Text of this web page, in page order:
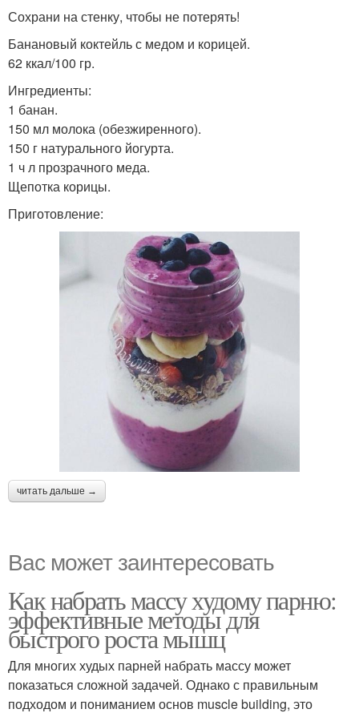
Сохрани на стенку, чтобы не потерять!
Банановый коктейль с медом и корицей.
62 ккал/100 гр.
Ингредиенты:
1 банан.
150 мл молока (обезжиренного).
150 г натурального йогурта.
1 ч л прозрачного меда.
Щепотка корицы.
Приготовление:
читать дальше →
Вас может заинтересовать
Как набрать массу худому парню:
эффективные методы для
быстрого роста мышц
Для многих худых парней набрать массу может
показаться сложной задачей. Однако с правильным
подходом и пониманием основ muscle building, это